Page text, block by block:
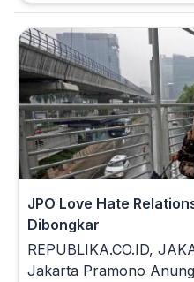
JPO Love Hate
Dibongkar
REPUBLIKA.CO.ID,
Jakarta Pramono